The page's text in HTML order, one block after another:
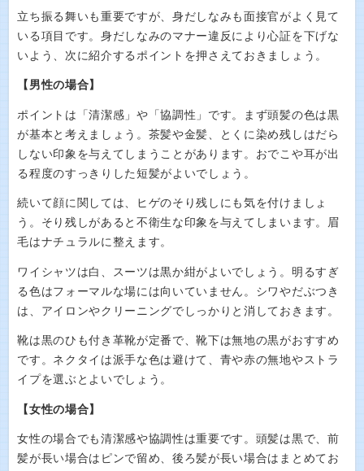
立ち振る舞いも重要ですが、身だしなみも面接官がよく見て
いる項目です。身だしなみのマナー違反により心証を下げな
いよう、次に紹介するポイントを押さえておきましょう。
【男性の場合】
ポイントは「清潔感」や「協調性」です。まず頭髪の色は黒
が基本と考えましょう。茶髪や金髪、とくに染め残しはだら
しない印象を与えてしまうことがあります。おでこや耳が出
る程度のすっきりした短髪がよいでしょう。
続いて顔に関しては、ヒゲのそり残しにも気を付けましょ
う。そり残しがあると不衛生な印象を与えてしまいます。眉
毛はナチュラルに整えます。
ワイシャツは白、スーツは黒か紺がよいでしょう。明るすぎ
る色はフォーマルな場には向いていません。シワやだぶつき
は、アイロンやクリーニングでしっかりと消しておきます。
靴は黒のひも付き革靴が定番で、靴下は無地の黒がおすすめ
です。ネクタイは派手な色は避けて、青や赤の無地やストラ
イプを選ぶとよいでしょう。
【女性の場合】
女性の場合でも清潔感や協調性は重要です。頭髪は黒で、前
髪が長い場合はピンで留め、後ろ髪が長い場合はまとめてお